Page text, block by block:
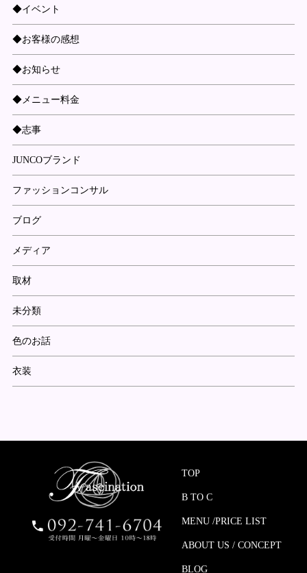
◆イベント
◆お客様の感想
◆お知らせ
◆メニュー料金
◆志事
JUNCOブランド
ファッションコンサル
ブログ
メディア
取材
未分類
色のお話
衣装
TOP
B TO C
MENU /PRICE LIST
ABOUT US / CONCEPT
BLOG